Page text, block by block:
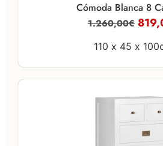
Cómoda Blanca 8
1.260,00€
110 x 45 x